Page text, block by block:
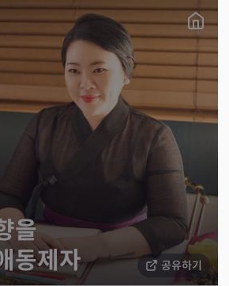
공유하기
을
동제자